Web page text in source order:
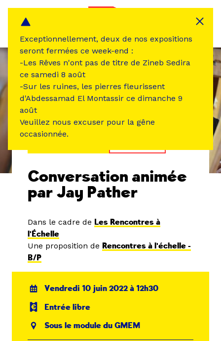
Conversation animée
par Jay Pather
Dans le cadre de Les Rencontres à
l'Échelle
Une proposition de Rencontres à l'échelle -
B/P
Vendredi 10 juin 2022 à 12h30
Entrée libre
Sous le module du GMEM
Exceptionnellement, deux de nos expositions
seront fermées ce week-end :
-Les Rêves n'ont pas de titre de Zineb Sedira
ce samedi 8 août
-Sur les ruines, les pierres fleurissent
d'Abdessamad El Montassir ce dimanche 9
août
Veuillez nous excuser pour la gêne
occasionnée.
Panneau de gestion des cookies